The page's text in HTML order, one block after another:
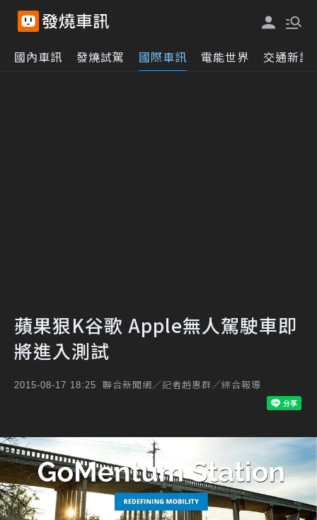
國內車訊 發燒試駕 國際車訊 電能世界 交通新訊
蘋果狠K谷歌 Apple無人駕駛車即
將進入測試
2015-08-17 18:25 聯合新聞網／記者趙惠群／綜合報導